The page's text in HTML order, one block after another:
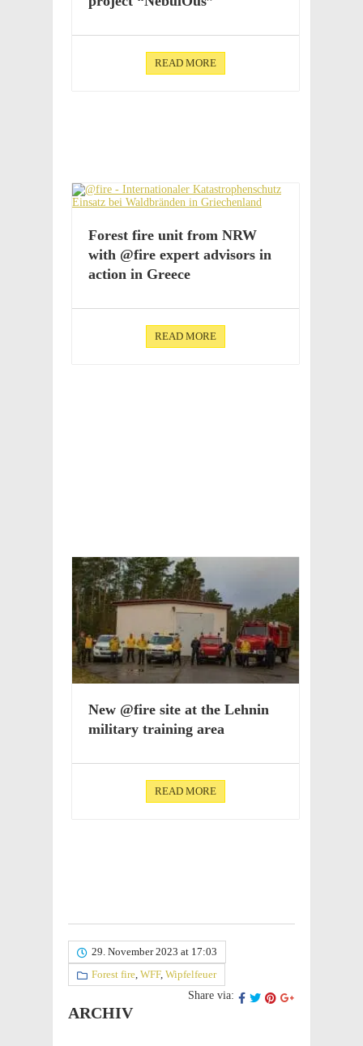
READ MORE
Forest fire unit from NRW
with @fire expert advi­sors in
action in Greece
READ MORE
New @fire site at the Lehnin
mili­tary train­ing area
READ MORE
29. November 2023 at 17:03
Forest fire, WFF, Wipfelfeuer
Share via:
ARCHIV